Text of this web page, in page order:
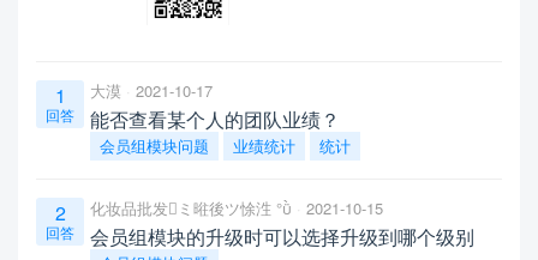
1
回答
大漠 2021-10-17
能否查看某个人的团队业绩？
会员组模块问题 业绩统计 统计
2
回答
化妆品批发ミ暀後ツ悇泩 ° 2021-10-15
会员组模块的升级时可以选择升级到哪个级别